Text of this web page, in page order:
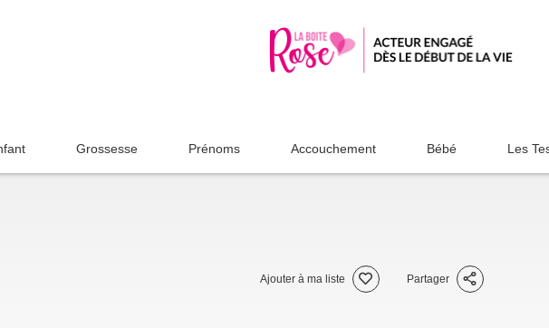
Grossesse Prénoms Accouchement Bébé Les
Ajouter à ma liste Partager